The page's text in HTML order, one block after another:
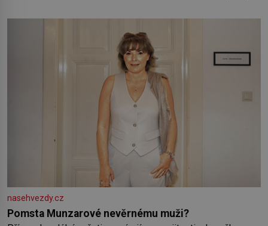
pokožky. Ohnivá znamení Ženy narozené ve znamení Berana,
nasehvezdy.cz
Pomsta Munzarové nevěrnému muži?